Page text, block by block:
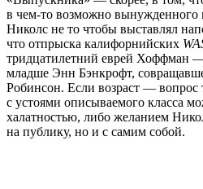
в чем-то возможно вынужденного
Николс не то чтобы выставлял
что отпрыска калифорнийских
тридцатилетний еврей Хоффман
младше Энн Бэнкрофт,
Робинсон. Если возраст — вопрос
с устоями описываемого класса
халатностью, либо желанием
на публику, но и с самим собой.